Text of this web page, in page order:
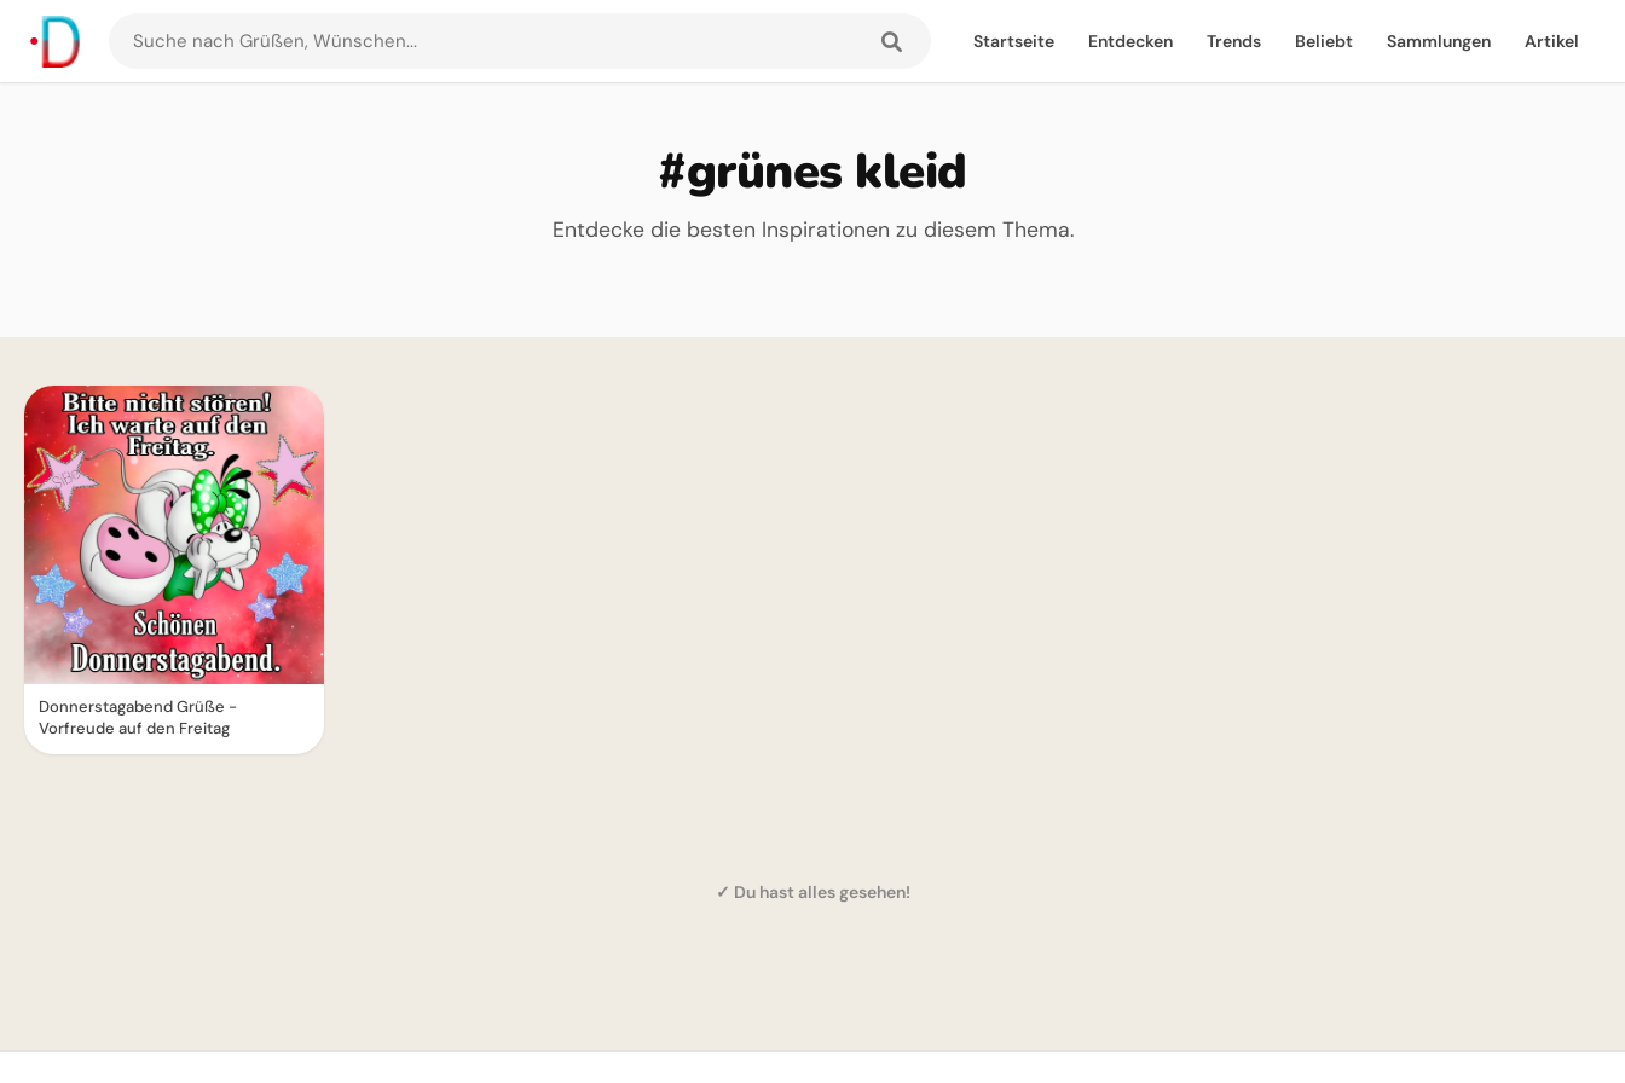
Suche
nach
Startseite Entdecken Trends Beliebt Sammlungen Artikel
#grünes kleid
Entdecke die besten Inspirationen zu diesem Thema.
Donnerstagabend Grüße -
Vorfreude auf den Freitag
✓ Du hast alles gesehen!